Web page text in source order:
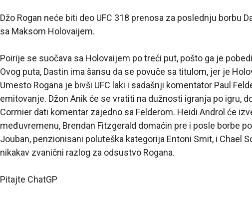
Džo Rogan neće biti deo UFC 318 prenosa za poslednju borbu
sa Maksom Holovaijem.
Poirije se suočava sa Holovaijem po treći put, pošto ga je
Ovog puta, Dastin ima šansu da se povuče sa titulom, jer je
Umesto Rogana je bivši UFC laki i sadašnji komentator Paul
emitovanje. Džon Anik će se vratiti na dužnosti igranja po igru,
Cormier dati komentar zajedno sa Felderom. Heidi Androl će
međuvremenu, Brendan Fitzgerald domaćin pre i posle borbe
Jouban, penzionisani poluteška kategorija Entoni Smit, i Chael
nikakav zvanični razlog za odsustvo Rogana.
Pitajte ChatGP